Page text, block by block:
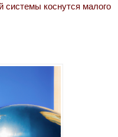
системы коснутся малого